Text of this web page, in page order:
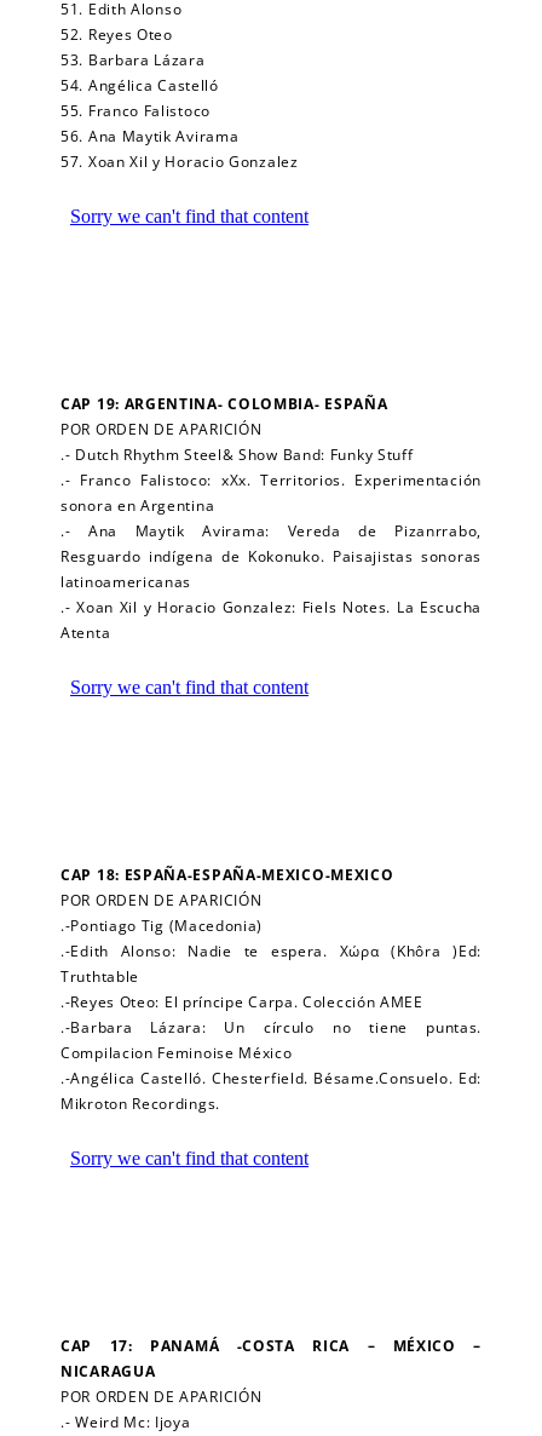
51. Edith Alonso
52. Reyes Oteo
53. Barbara Lázara
54. Angélica Castelló
55. Franco Falistoco
56. Ana Maytik Avirama
57. Xoan Xil y Horacio Gonzalez
CAP 19: ARGENTINA- COLOMBIA- ESPAÑA
POR ORDEN DE APARICIÓN
.- Dutch Rhythm Steel& Show Band: Funky Stuff
.- Franco Falistoco: xXx. Territorios. Experimentación
sonora en Argentina
.- Ana Maytik Avirama: Vereda de Pizanrrabo,
Resguardo indígena de Kokonuko. Paisajistas sonoras
latinoamericanas
.- Xoan Xil y Horacio Gonzalez: Fiels Notes. La Escucha
Atenta
CAP 18: ESPAÑA-ESPAÑA-MEXICO-MEXICO
POR ORDEN DE APARICIÓN
.-Pontiago Tig (Macedonia)
.-Edith Alonso: Nadie te espera. Χώρα (Khôra )Ed:
Truthtable
.-Reyes Oteo: El príncipe Carpa. Colección AMEE
.-Barbara Lázara: Un círculo no tiene puntas.
Compilacion Feminoise México
.-Angélica Castelló. Chesterfield. Bésame.Consuelo. Ed:
Mikroton Recordings.
CAP 17: PANAMÁ -COSTA RICA – MÉXICO –
NICARAGUA
POR ORDEN DE APARICIÓN
.- Weird Mc: Ijoya